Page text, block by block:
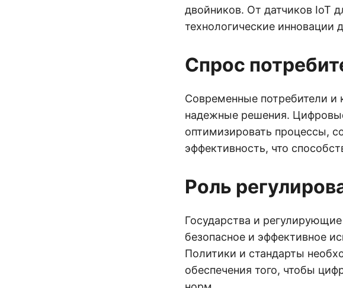
двойников. От датчиков IoT
технологические инновации
Спрос
Современные потребители
надежные решения.
оптимизировать процессы,
эффективность, что
Роль
Государства и
безопасное и эффективное
Политики и стандарты
обеспечения того, чтобы